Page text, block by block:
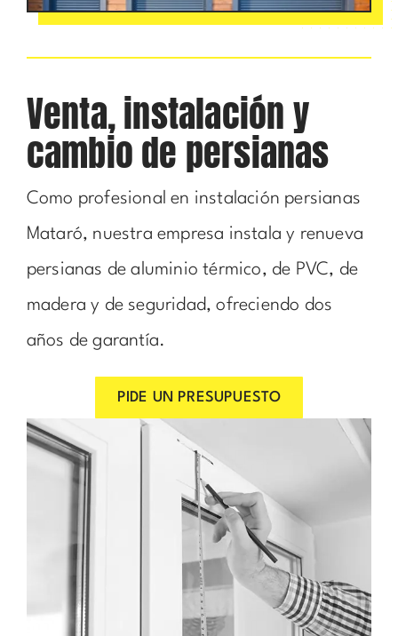
Venta, instalación y
cambio de persianas
Como profesional en instalación persianas
Mataró, nuestra empresa instala y renueva
persianas de aluminio térmico, de PVC, de
madera y de seguridad, ofreciendo dos
años de garantía.
PIDE UN PRESUPUESTO